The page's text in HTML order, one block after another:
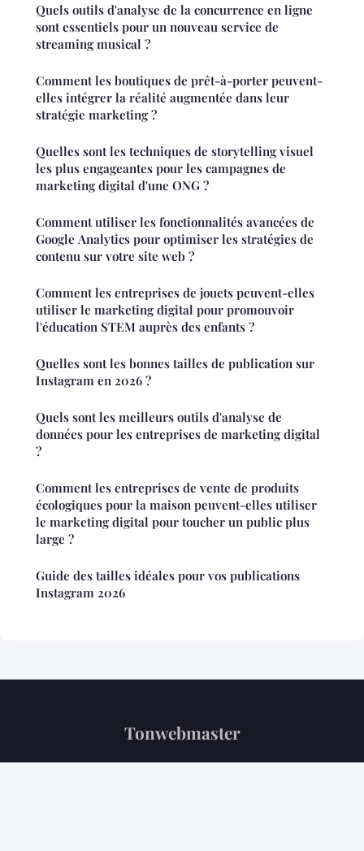
Quels outils d'analyse de la concurrence en ligne
sont essentiels pour un nouveau service de
streaming musical ?
Comment les boutiques de prêt-à-porter peuvent-
elles intégrer la réalité augmentée dans leur
stratégie marketing ?
Quelles sont les techniques de storytelling visuel
les plus engageantes pour les campagnes de
marketing digital d'une ONG ?
Comment utiliser les fonctionnalités avancées de
Google Analytics pour optimiser les stratégies de
contenu sur votre site web ?
Comment les entreprises de jouets peuvent-elles
utiliser le marketing digital pour promouvoir
l'éducation STEM auprès des enfants ?
Quelles sont les bonnes tailles de publication sur
Instagram en 2026 ?
Quels sont les meilleurs outils d'analyse de
données pour les entreprises de marketing digital
?
Comment les entreprises de vente de produits
écologiques pour la maison peuvent-elles utiliser
le marketing digital pour toucher un public plus
large ?
Guide des tailles idéales pour vos publications
Instagram 2026
Tonwebmaster